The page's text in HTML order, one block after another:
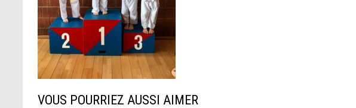
VOUS POURRIEZ AUSSI AIMER